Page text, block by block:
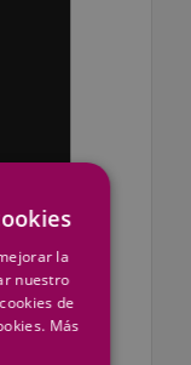
6 Piezas
la
nuestro
de
Más